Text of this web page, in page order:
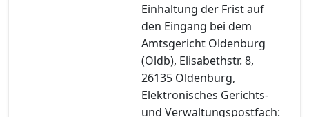
Einhaltung der Frist auf
den Eingang bei dem
Amtsgericht Oldenburg
(Oldb), Elisabethstr. 8,
26135 Oldenburg,
Elektronisches Gerichts-
und Verwaltungspostfach: